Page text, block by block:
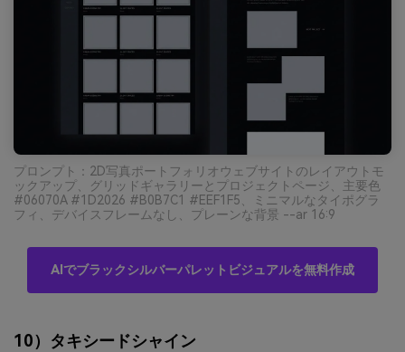
プロンプト：2D写真ポートフォリオウェブサイトのレイアウトモ
ックアップ、グリッドギャラリーとプロジェクトページ、主要色
#06070A #1D2026 #B0B7C1 #EEF1F5、ミニマルなタイポグラ
フィ、デバイスフレームなし、プレーンな背景 --ar 16:9
AIでブラックシルバーパレットビジュアルを無料作成
10）タキシードシャイン